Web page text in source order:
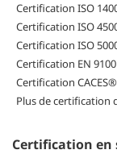
Certification ISO
Certification ISO
Certification ISO
Certification EN 9100
Certification CACES®
Plus de certification
Certification